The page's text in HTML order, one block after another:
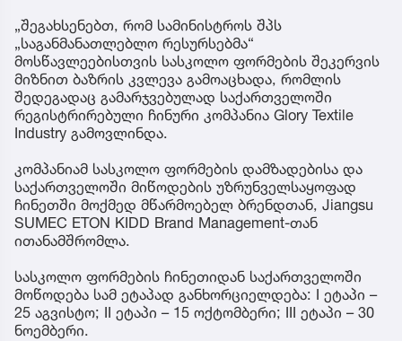
„შეგახსენებთ, რომ სამინისტროს შპს
„საგანმანათლებლო რესურსებმა“
მოსწავლეებისთვის სასკოლო ფორმების შეკერვის
მიზნით ბაზრის კვლევა გამოაცხადა, რომლის
შედეგადაც გამარჯვებულად საქართველოში
რეგისტრირებული ჩინური კომპანია Glory Textile
Industry გამოვლინდა.
კომპანიამ სასკოლო ფორმების დამზადებისა და
საქართველოში მიწოდების უზრუნველსაყოფად
ჩინეთში მოქმედ მწარმოებელ ბრენდთან, Jiangsu
SUMEC ETON KIDD Brand Management-თან
ითანამშრომლა.
სასკოლო ფორმების ჩინეთიდან საქართველოში
მოწოდება სამ ეტაპად განხორციელდება: I ეტაპი –
25 აგვისტო; II ეტაპი – 15 ოქტომბერი; III ეტაპი – 30
ნოემბერი.